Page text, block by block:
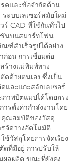
คและข้อจำกัดด้าน
ะบบเลเซอร์สมัยใหม่
ร์ CAD ที่ใช้กันทั่วไป
ชันบนสมาร์ทโฟน
ฑ์สำเร็จรูปได้อย่าง
ก่อน การเชื่อมต่อ
ร้างแม่พิมพ์ทาง
ดด้วยตนเอง ซึ่งเป็น
และแกะสลักเลเซอร์
ภาพบิตแมปได้โดยตรง
ารตั้งค่ากำลังงานโดย
ณสมบัติของวัสดุ
จัดวางอัตโนมัติ
วัสดุโดยการจัดเรียง
ที่มีอยู่ การปรับให้
ผลผลิต ขณะที่ยังคง